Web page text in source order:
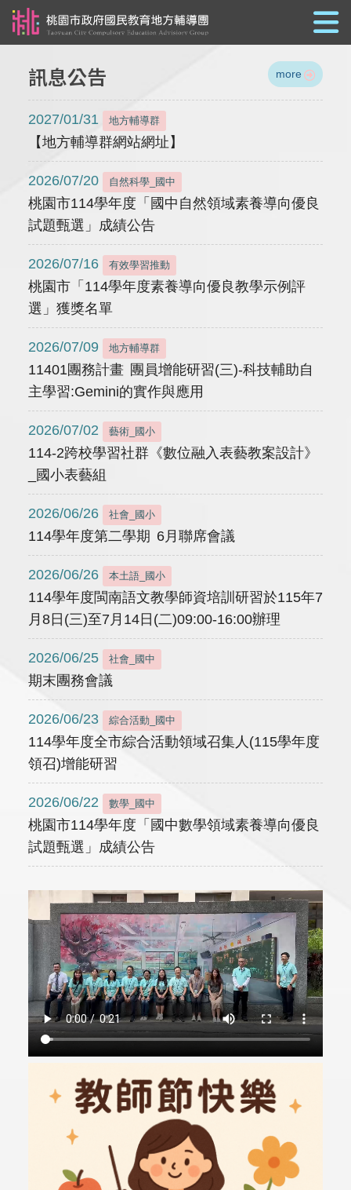
訊息公告 more
2027/01/31 地方輔導群
【地方輔導群網站網址】
2026/07/20 自然科學_國中
桃園市114學年度「國中自然領域素養導向優良
試題甄選」成績公告
2026/07/16 有效學習推動
桃園市「114學年度素養導向優良教學示例評
選」獲獎名單
2026/07/09 地方輔導群
11401團務計畫 團員增能研習(三)-科技輔助自
主學習:Gemini的實作與應用
2026/07/02 藝術_國小
114-2跨校學習社群《數位融入表藝教案設計》
_國小表藝組
2026/06/26 社會_國小
114學年度第二學期 6月聯席會議
2026/06/26 本土語_國小
114學年度閩南語文教學師資培訓研習於115年7
月8日(三)至7月14日(二)09:00-16:00辦理
2026/06/25 社會_國中
期末團務會議
2026/06/23 綜合活動_國中
114學年度全市綜合活動領域召集人(115學年度
領召)增能研習
2026/06/22 數學_國中
桃園市114學年度「國中數學領域素養導向優良
試題甄選」成績公告